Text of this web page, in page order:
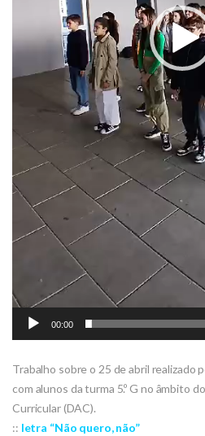
00:00
Trabalho sobre o 25 de abril realizado
com alunos da turma 5.º G no âmbito
Curricular (DAC).
:: letra “Não quero, não”